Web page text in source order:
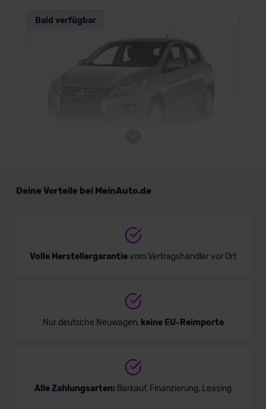
Bald verfügbar
Deine Vorteile bei MeinAuto.de
Volle Herstellergarantievom Vertragshändler vor Ort
Nur deutsche Neuwagen, keine EU-Reimporte
Alle Zahlungsarten: Barkauf, Finanzierung, Leasing